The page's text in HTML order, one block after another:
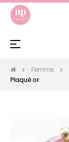
Basculer
☰
Femme
Plaqué or